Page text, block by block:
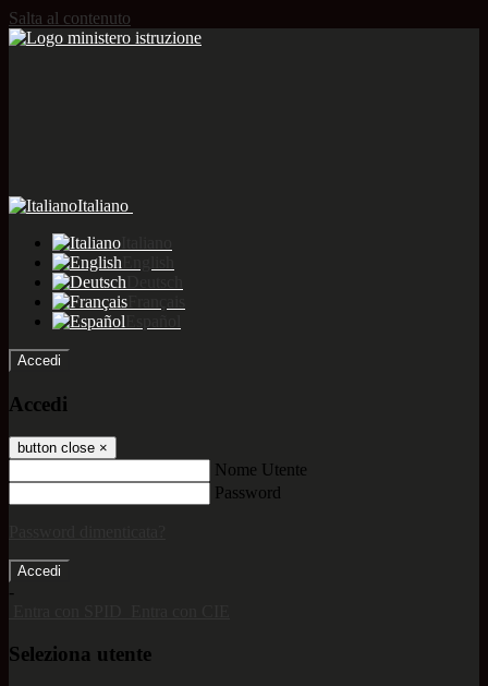
Salta al contenuto
Italiano
Accedi
Accedi
button close ×
Nome Utente
Password
-
Seleziona utente